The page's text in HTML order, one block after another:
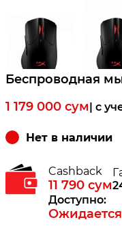
Беспроводная
1 179 000 сум| c
Нет в наличии
Cashback
11 790 сум
Доступно: